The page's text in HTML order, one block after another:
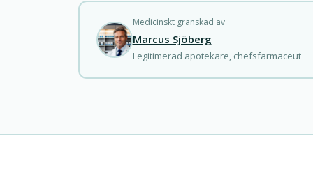
Medicinskt granskad av
Marcus Sjöberg
Legitimerad apotekare, chefsfarmaceut